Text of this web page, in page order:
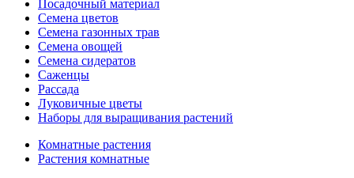
Посадочный материал
Семена цветов
Семена газонных трав
Семена овощей
Семена сидератов
Саженцы
Рассада
Луковичные цветы
Наборы для выращивания растений
Комнатные растения
Растения комнатные